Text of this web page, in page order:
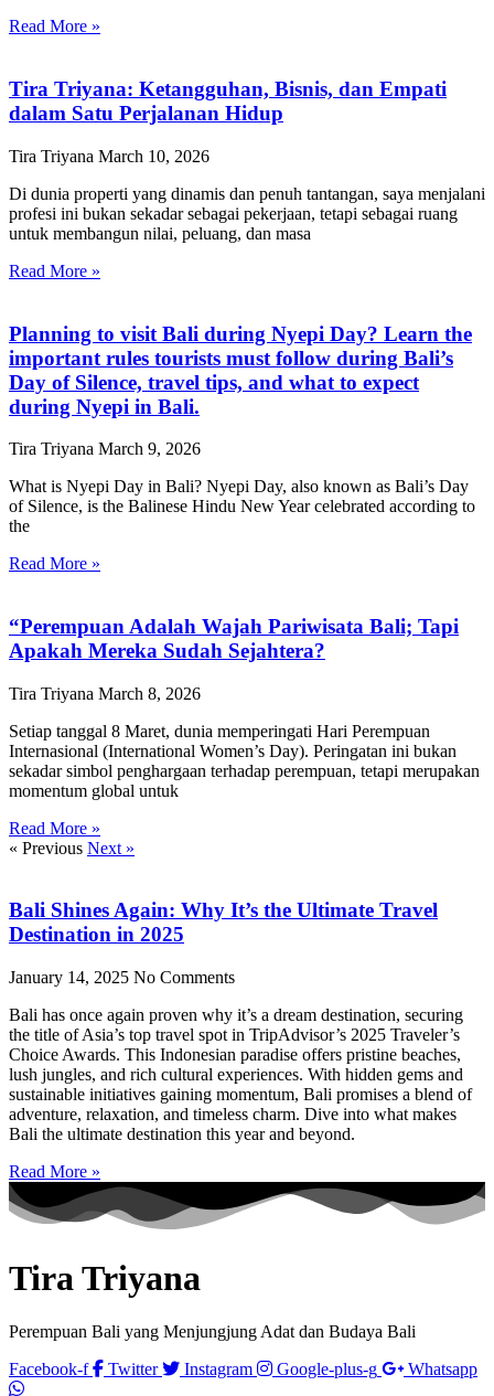
Read More »
Tira Triyana: Ketangguhan, Bisnis, dan Empati
dalam Satu Perjalanan Hidup
Tira Triyana March 10, 2026
Di dunia properti yang dinamis dan penuh tantangan, saya menjalani
profesi ini bukan sekadar sebagai pekerjaan, tetapi sebagai ruang
untuk membangun nilai, peluang, dan masa
Read More »
Planning to visit Bali during Nyepi Day? Learn the
important rules tourists must follow during Bali’s
Day of Silence, travel tips, and what to expect
during Nyepi in Bali.
Tira Triyana March 9, 2026
What is Nyepi Day in Bali? Nyepi Day, also known as Bali’s Day
of Silence, is the Balinese Hindu New Year celebrated according to
the
Read More »
“Perempuan Adalah Wajah Pariwisata Bali; Tapi
Apakah Mereka Sudah Sejahtera?
Tira Triyana March 8, 2026
Setiap tanggal 8 Maret, dunia memperingati Hari Perempuan
Internasional (International Women’s Day). Peringatan ini bukan
sekadar simbol penghargaan terhadap perempuan, tetapi merupakan
momentum global untuk
Read More »
« Previous Next »
Bali Shines Again: Why It’s the Ultimate Travel
Destination in 2025
January 14, 2025 No Comments
Bali has once again proven why it’s a dream destination, securing
the title of Asia’s top travel spot in TripAdvisor’s 2025 Traveler’s
Choice Awards. This Indonesian paradise offers pristine beaches,
lush jungles, and rich cultural experiences. With hidden gems and
sustainable initiatives gaining momentum, Bali promises a blend of
adventure, relaxation, and timeless charm. Dive into what makes
Bali the ultimate destination this year and beyond.
Read More »
Tira Triyana
Perempuan Bali yang Menjungjung Adat dan Budaya Bali
Facebook-f
Twitter Instagram Google-plus-g Whatsapp